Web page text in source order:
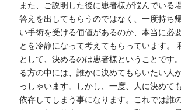
また、ご説明した後に患者様が悩んでいる
答えを出してもらうのではなく、一度持ち
い手術を受ける価値があるのか、本当に必
とを冷静になって考えてもらっています。
として、決めるのは患者様ということです
る方の中には、誰かに決めてもらいたい人
っしゃいます。しかし、一度、人に決めて
依存してしまう事になります。これでは誰